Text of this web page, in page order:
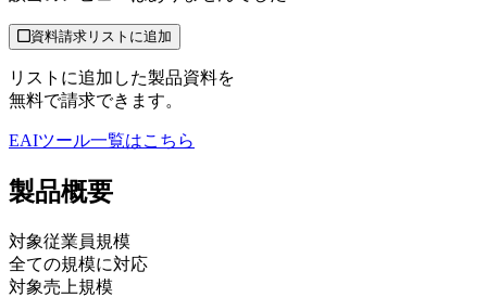
資料請求リストに追加
リストに追加した製品資料を
無料で請求できます。
EAIツール一覧はこちら
製品概要
対象従業員規模
全ての規模に対応
対象売上規模